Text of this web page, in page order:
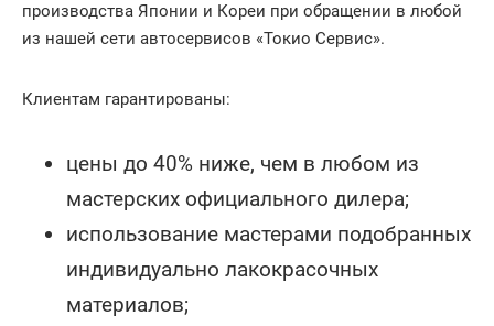
производства Японии и Кореи при обращении в любой
из нашей сети автосервисов «Токио Сервис».
Клиентам гарантированы:
цены до 40% ниже, чем в любом из
мастерских официального дилера;
использование мастерами подобранных
индивидуально лакокрасочных
материалов;